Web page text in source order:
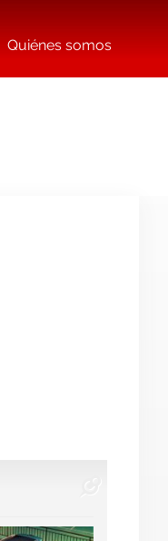
Quiénes somos